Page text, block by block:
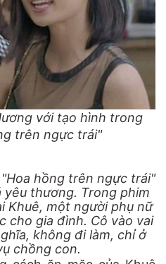
với tạo hình trong
trên ngực trái"
hồng trên ngực trái"
thương. Trong phim
Khuê, một người phụ nữ
cho gia đình. Cô vào vai
không đi làm, chỉ ở
chồng con.